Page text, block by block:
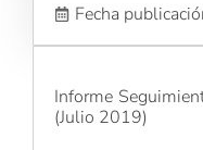
Fecha
Informe
(Julio 2019)